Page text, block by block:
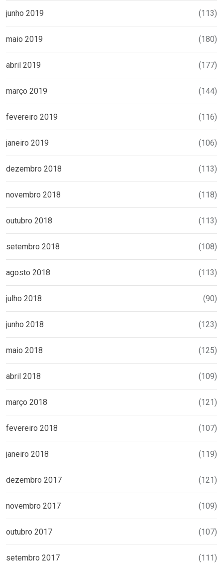
junho 2019 (113)
maio 2019 (180)
abril 2019 (177)
março 2019 (144)
fevereiro 2019 (116)
janeiro 2019 (106)
dezembro 2018 (113)
novembro 2018 (118)
outubro 2018 (113)
setembro 2018 (108)
agosto 2018 (113)
julho 2018 (90)
junho 2018 (123)
maio 2018 (125)
abril 2018 (109)
março 2018 (121)
fevereiro 2018 (107)
janeiro 2018 (119)
dezembro 2017 (121)
novembro 2017 (109)
outubro 2017 (107)
setembro 2017 (111)